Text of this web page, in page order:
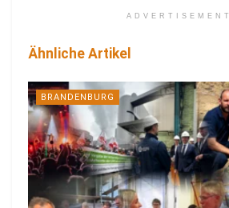
ADVERTISEMENT
Ähnliche Artikel
BRANDENBURG